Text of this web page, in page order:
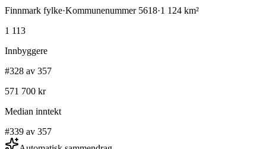
Finnmark fylke·Kommunenummer 5618·1 124 km²
1 113
Innbyggere
#328 av 357
571 700 kr
Median inntekt
#339 av 357